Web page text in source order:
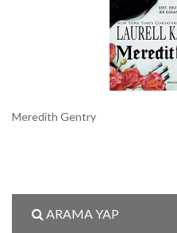
Meredith Gentry
ARAMA YAP